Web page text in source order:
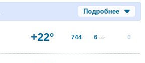
Подробнее
+22° 744 6 м/с 0